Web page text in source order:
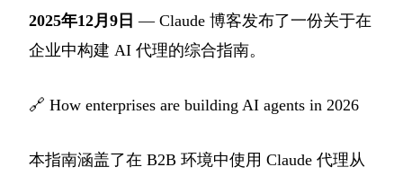
2025年12月9日 — Claude 博客发布了一份关于在
企业中构建 AI 代理的综合指南。
🔗 How enterprises are building AI agents in 2026
本指南涵盖了在 B2B 环境中使用 Claude 代理从